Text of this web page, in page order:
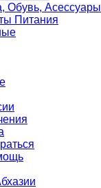
Обувь, Асессуары
Питания